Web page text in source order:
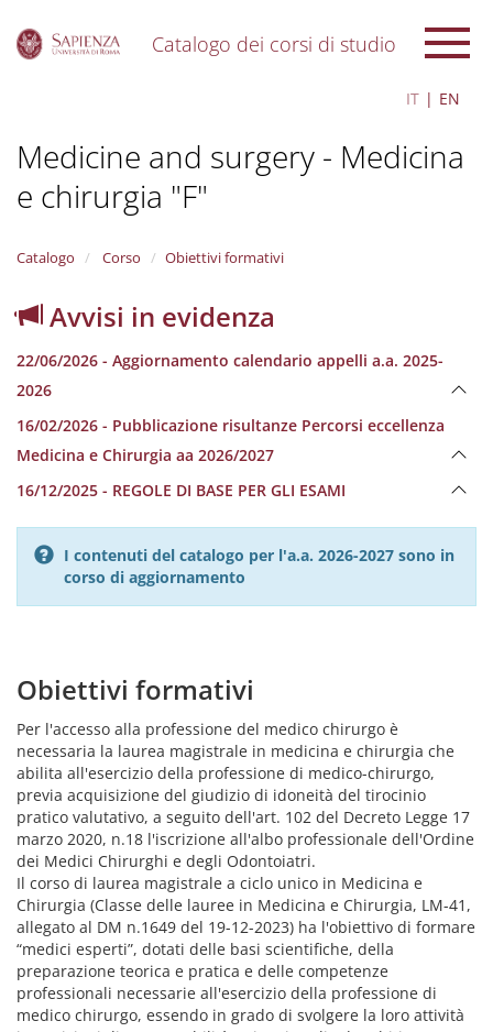
Catalogo dei corsi di studio
IT EN
Medicine and surgery - Medicina
e chirurgia "F"
Catalogo Corso Obiettivi formativi
Avvisi in evidenza
22/06/2026 - Aggiornamento calendario appelli a.a. 2025-
2026
16/02/2026 - Pubblicazione risultanze Percorsi eccellenza
Medicina e Chirurgia aa 2026/2027
16/12/2025 - REGOLE DI BASE PER GLI ESAMI
I contenuti del catalogo per l'a.a. 2026-2027 sono in
corso di aggiornamento
Obiettivi formativi
Per l'accesso alla professione del medico chirurgo è
necessaria la laurea magistrale in medicina e chirurgia che
abilita all'esercizio della professione di medico-chirurgo,
previa acquisizione del giudizio di idoneità del tirocinio
pratico valutativo, a seguito dell'art. 102 del Decreto Legge 17
marzo 2020, n.18 l'iscrizione all'albo professionale dell'Ordine
dei Medici Chirurghi e degli Odontoiatri.
Il corso di laurea magistrale a ciclo unico in Medicina e
Chirurgia (Classe delle lauree in Medicina e Chirurgia, LM-41,
allegato al DM n.1649 del 19-12-2023) ha l'obiettivo di formare
“medici esperti”, dotati delle basi scientifiche, della
preparazione teorica e pratica e delle competenze
professionali necessarie all'esercizio della professione di
medico chirurgo, essendo in grado di svolgere la loro attività